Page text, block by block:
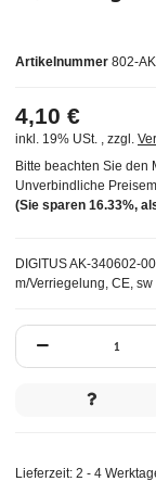
Artikelnummer 802-
DIGITUS AK-340602-
m/Verriegelung, CE, sw
4,10 €
inkl. 19% USt. , zzgl.
Bitte beachten Sie den
Unverbindliche
(Sie sparen 16.33%,
Lieferzeit: 2 - 4